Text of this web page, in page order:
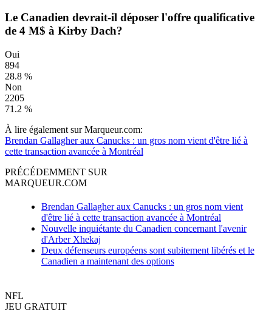
Le Canadien devrait-il déposer l'offre qualificative
de 4 M$ à Kirby Dach?
Oui
894
28.8 %
Non
2205
71.2 %
À lire également sur Marqueur.com:
Brendan Gallagher aux Canucks : un gros nom vient d'être lié à
cette transaction avancée à Montréal
PRÉCÉDEMMENT SUR
MARQUEUR.COM
Brendan Gallagher aux Canucks : un gros nom vient
d'être lié à cette transaction avancée à Montréal
Nouvelle inquiétante du Canadien concernant l'avenir
d'Arber Xhekaj
Deux défenseurs européens sont subitement libérés et le
Canadien a maintenant des options
NFL
JEU GRATUIT